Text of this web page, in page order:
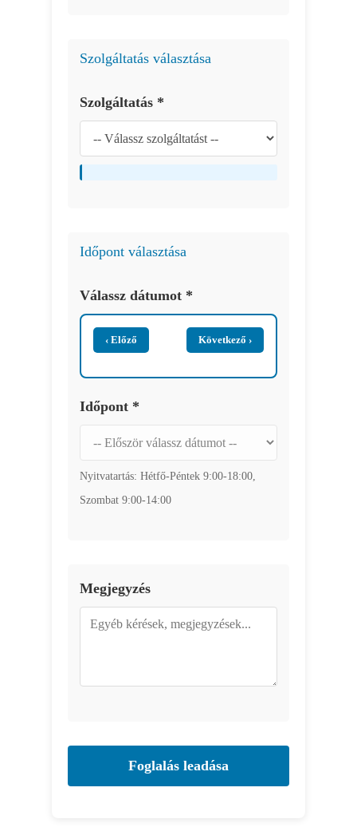
Szolgáltatás választása
Szolgáltatás *
Időpont választása
Válassz dátumot *
‹ Előző Következő ›
Időpont *
Nyitvatartás: Hétfő-Péntek 9:00-18:00,
Szombat 9:00-14:00
Megjegyzés
Foglalás leadása